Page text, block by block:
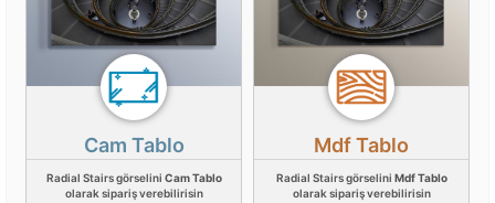
Cam Tablo
Radial Stairs görselini Cam Tablo
olarak sipariş verebilirisin
Mdf Tablo
Radial Stairs görselini Mdf Tablo
olarak sipariş verebilirisin